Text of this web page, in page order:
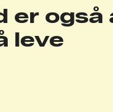
er også
leve